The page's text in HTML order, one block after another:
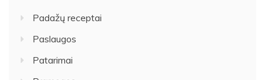
Padažų receptai
Paslaugos
Patarimai